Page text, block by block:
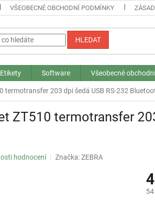
VŠEOBECNÉ OBCHODNÍ PODMÍNKY
HLEDAT
Etikety Software Všeobecné
termotransfer 203 dpi šedá USB RS-232
ZT510 termotransfer
hodnocení Značka:ZEBRA